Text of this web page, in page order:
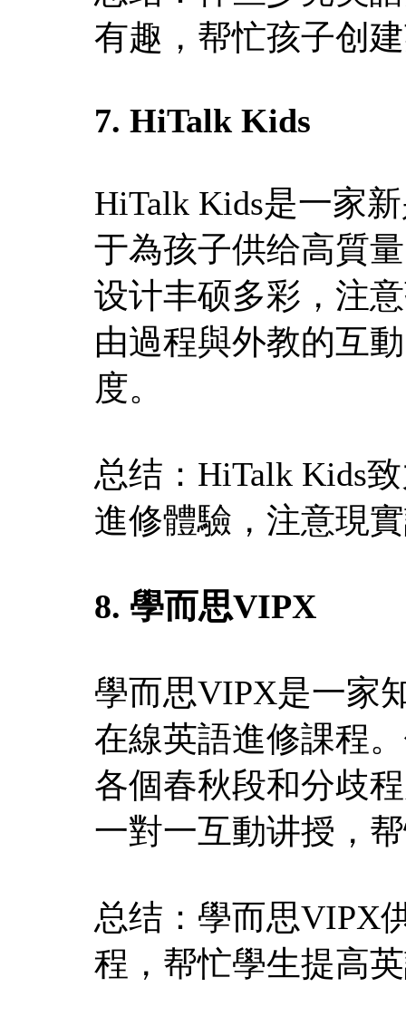
有趣，帮忙孩子创
7. HiTalk Kids
HiTalk Kids是一家
于為孩子供给高質
设计丰硕多彩，注
由過程與外教的互
度。
总结：HiTalk Kids
進修體驗，注意現
8. 學而思VIPX
學而思VIPX是一家
在線英語進修課程
各個春秋段和分歧
一對一互動讲授，
总结：學而思VIPX
程，帮忙學生提高